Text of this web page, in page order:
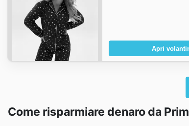
Apri
Come risparmiare denaro da